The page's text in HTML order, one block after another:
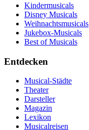
Kindermusicals
Disney Musicals
Weihnachtsmusicals
Jukebox-Musicals
Best of Musicals
Entdecken
Musical-Städte
Theater
Darsteller
Magazin
Lexikon
Musicalreisen